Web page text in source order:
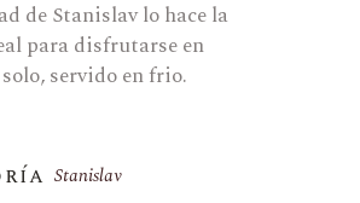
de Stanislav lo hace la
para disfrutarse en
servido en frio.
Stanislav